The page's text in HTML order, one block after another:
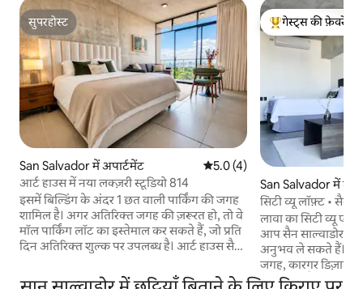
सुपरहोस्ट
सुपरहोस्ट
San Salvador में अपार्टमेंट औसत रेटिंग 5 में से 5.0, 4 समीक्षाएँ
5.0 (4)
आर्ट हाउस में नया लक्ज़री स्टूडियो 814
इसमें बिल्डिंग के अंदर 1 छत वाली पार्किंग की जगह
शामिल है। अगर अतिरिक्त जगह की ज़रूरत हो, तो वे
मॉल पार्किंग लॉट का इस्तेमाल कर सकते हैं, जो प्रति
दिन अतिरिक्त शुल्क पर उपलब्ध है। आर्ट हाउस सैन
है, जो इस प्रोजेक्ट के आवासीय अनुभव को और भी
गेस्ट्स का टॉप फ़ेवरेट
गेस्ट्स की फ़ेवरेट
San Salvador में
सिटी व्यू लॉफ़्ट • सैन
लावा का सिटी व्यू एक
आप सैन साल्वाडोर के
अनुभव ले सकते हैं। सैन
जगह, कारगर
बेजोड़ मेल है। इसमें एक